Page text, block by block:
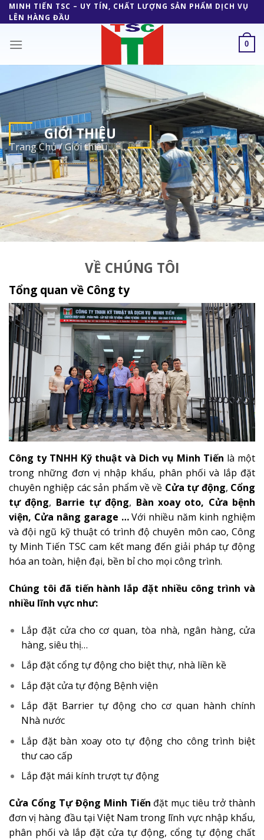
Skip
to
MINH TIẾN TSC – UY TÍN, CHẤT LƯỢNG SẢN PHẨM DỊCH VỤ
LÊN HÀNG ĐẦU
0
GIỚI THIỆU
Trang Chủ/Giới thiệu
VỀ CHÚNG TÔI
Tổng quan về Công ty
Công ty TNHH Kỹ thuật và Dich vụ Minh Tiến là một
trong những đơn vị nhập khẩu, phân phối và lắp đặt
chuyên nghiệp các sản phẩm về về Cửa tự động, Cổng
tự động, Barrie tự động, Bàn xoay oto, Cửa bệnh
viện, Cửa nâng garage …Với nhiều năm kinh nghiệm
và đội ngũ kỹ thuật có trình độ chuyên môn cao, Công
ty Minh Tiến TSC cam kết mang đến giải pháp tự động
hóa an toàn, hiện đại, bền bỉ cho mọi công trình.
Chúng tôi đã tiến hành lắp đặt nhiều công trình và
nhiều lĩnh vực như:
Lắp đặt cửa cho cơ quan, tòa nhà, ngân hàng, cửa
hàng, siêu thị…
Lắp đặt cổng tự động cho biệt thự, nhà liền kề
Lắp đặt cửa tự động Bệnh viện
Lắp đặt Barrier tự động cho cơ quan hành chính
Nhà nước
Lắp đặt bàn xoay oto tự động cho công trình biệt
thư cao cấp
Lắp đặt mái kính trượt tự động
Cửa Cổng Tự Động Minh Tiến đặt mục tiêu trở thành
đơn vị hàng đầu tại Việt Nam trong lĩnh vực nhập khẩu,
phân phối và lắp đặt cửa tự động, cổng tự động chất